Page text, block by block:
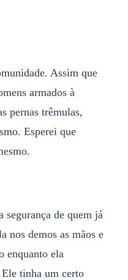
Assim que
armados à
pernas trêmulas,
Esperei que
segurança de quem já
nos demos as mãos e
enquanto ela
tinha um certo